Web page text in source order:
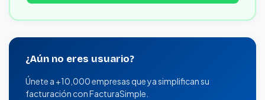
¿Aún no eres usuario?
Únete a +10,000 empresas que ya simplifican su
facturación con FacturaSimple.